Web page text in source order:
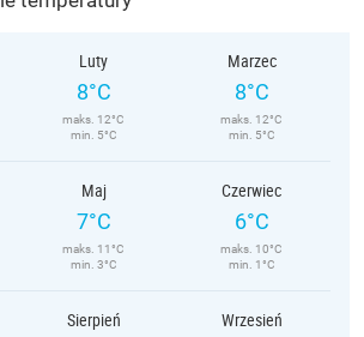
Luty
8°C
maks. 12°C
min. 5°C
Marzec
8°C
maks. 12°C
min. 5°C
Maj
7°C
maks. 11°C
min. 3°C
Czerwiec
6°C
maks. 10°C
min. 1°C
Sierpień Wrzesień